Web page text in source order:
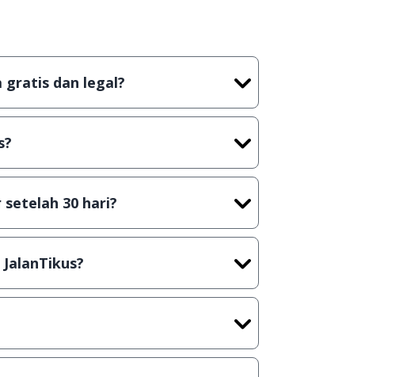
gratis dan legal?
dalam artian tidak (bajakan) hasil crack,
Avast) sebelum menerbitkan suatu
30 hari?
secara Shareware, dalam arti hanya
Aplikasi/Games, Deskripsi serta
masih melakukan upload-download